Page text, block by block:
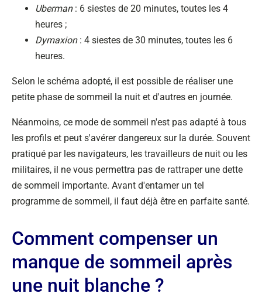
Uberman: 6 siestes de 20 minutes, toutes les 4
heures ;
Dymaxion: 4 siestes de 30 minutes, toutes les 6
heures.
Selon le schéma adopté, il est possible de réaliser une
petite phase de sommeil la nuit et d'autres en journée.
Néanmoins, ce mode de sommeil n'est pas adapté à tous
les profils et peut s'avérer dangereux sur la durée. Souvent
pratiqué par les navigateurs, les travailleurs de nuit ou les
militaires, il ne vous permettra pas de rattraper une dette
de sommeil importante. Avant d'entamer un tel
programme de sommeil, il faut déjà être en parfaite santé.
Comment compenser un
manque de sommeil après
une nuit blanche ?